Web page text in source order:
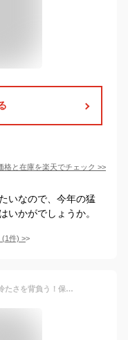
格と在庫を楽天でチェック >>
いなので、今年の猛
いかがでしょうか。
(1件) >
＼本日店内SALE／ セール 送料無料 冷たさを背負う！保冷剤付きメッシュクールリュック 保冷剤 背中用 冷感 冷却 冷たい ひんやり 密着 リュック用冷感パッド 暑さ対策 クールダウン 冷ます 長持ち 長時間冷却 保冷 冷凍 アイスパック アイシング 真夏 夏 猛暑 メール便